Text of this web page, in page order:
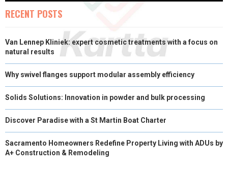
RECENT POSTS
Van Lennep Kliniek: expert cosmetic treatments with a focus on
natural results
Why swivel flanges support modular assembly efficiency
Solids Solutions: Innovation in powder and bulk processing
Discover Paradise with a St Martin Boat Charter
Sacramento Homeowners Redefine Property Living with ADUs by
A+ Construction & Remodeling